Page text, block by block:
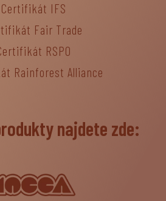
Certifikát IFS
Fair Trade
RSPO
Rainforest Alliance
najdete zde: